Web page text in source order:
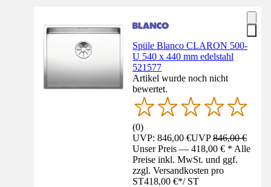
Spüle Blanco CLARON 500-
U 540 x 440 mm edelstahl
521577
Artikel wurde noch nicht
bewertet.
(0)
UVP: 846,00 €UVP846,00 €
Unser Preis — 418,00 € * Alle
Preise inkl. MwSt. und ggf.
zzgl. Versandkosten pro
ST418,00 €*/ ST